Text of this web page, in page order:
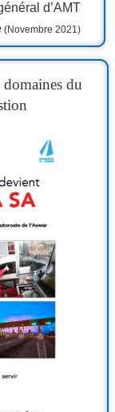
d’AMT
(Novembre 2021)
du